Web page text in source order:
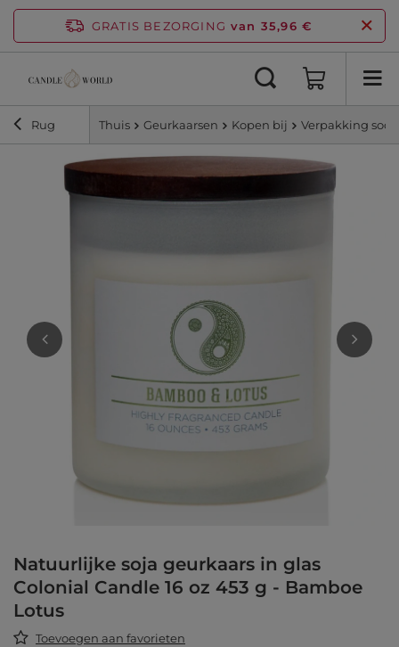
GRATIS BEZORGING van 35,96 €
Rug Thuis Geurkaarsen Kopen bij Verpakking soort
Natuurlijke soja geurkaars in glas
Colonial Candle 16 oz 453 g - Bamboe
Lotus
Toevoegen aan favorieten